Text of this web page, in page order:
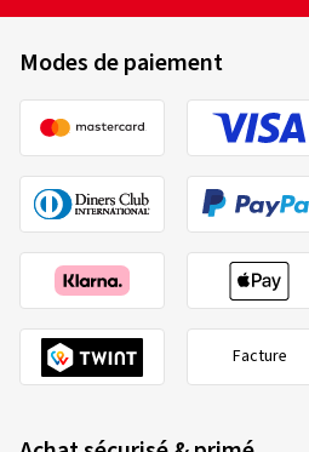
Modes de paiement
Facture